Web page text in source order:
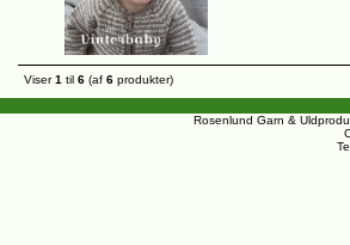
Viser1 til 6 (af 6 produkter)
Rosenlund Garn &